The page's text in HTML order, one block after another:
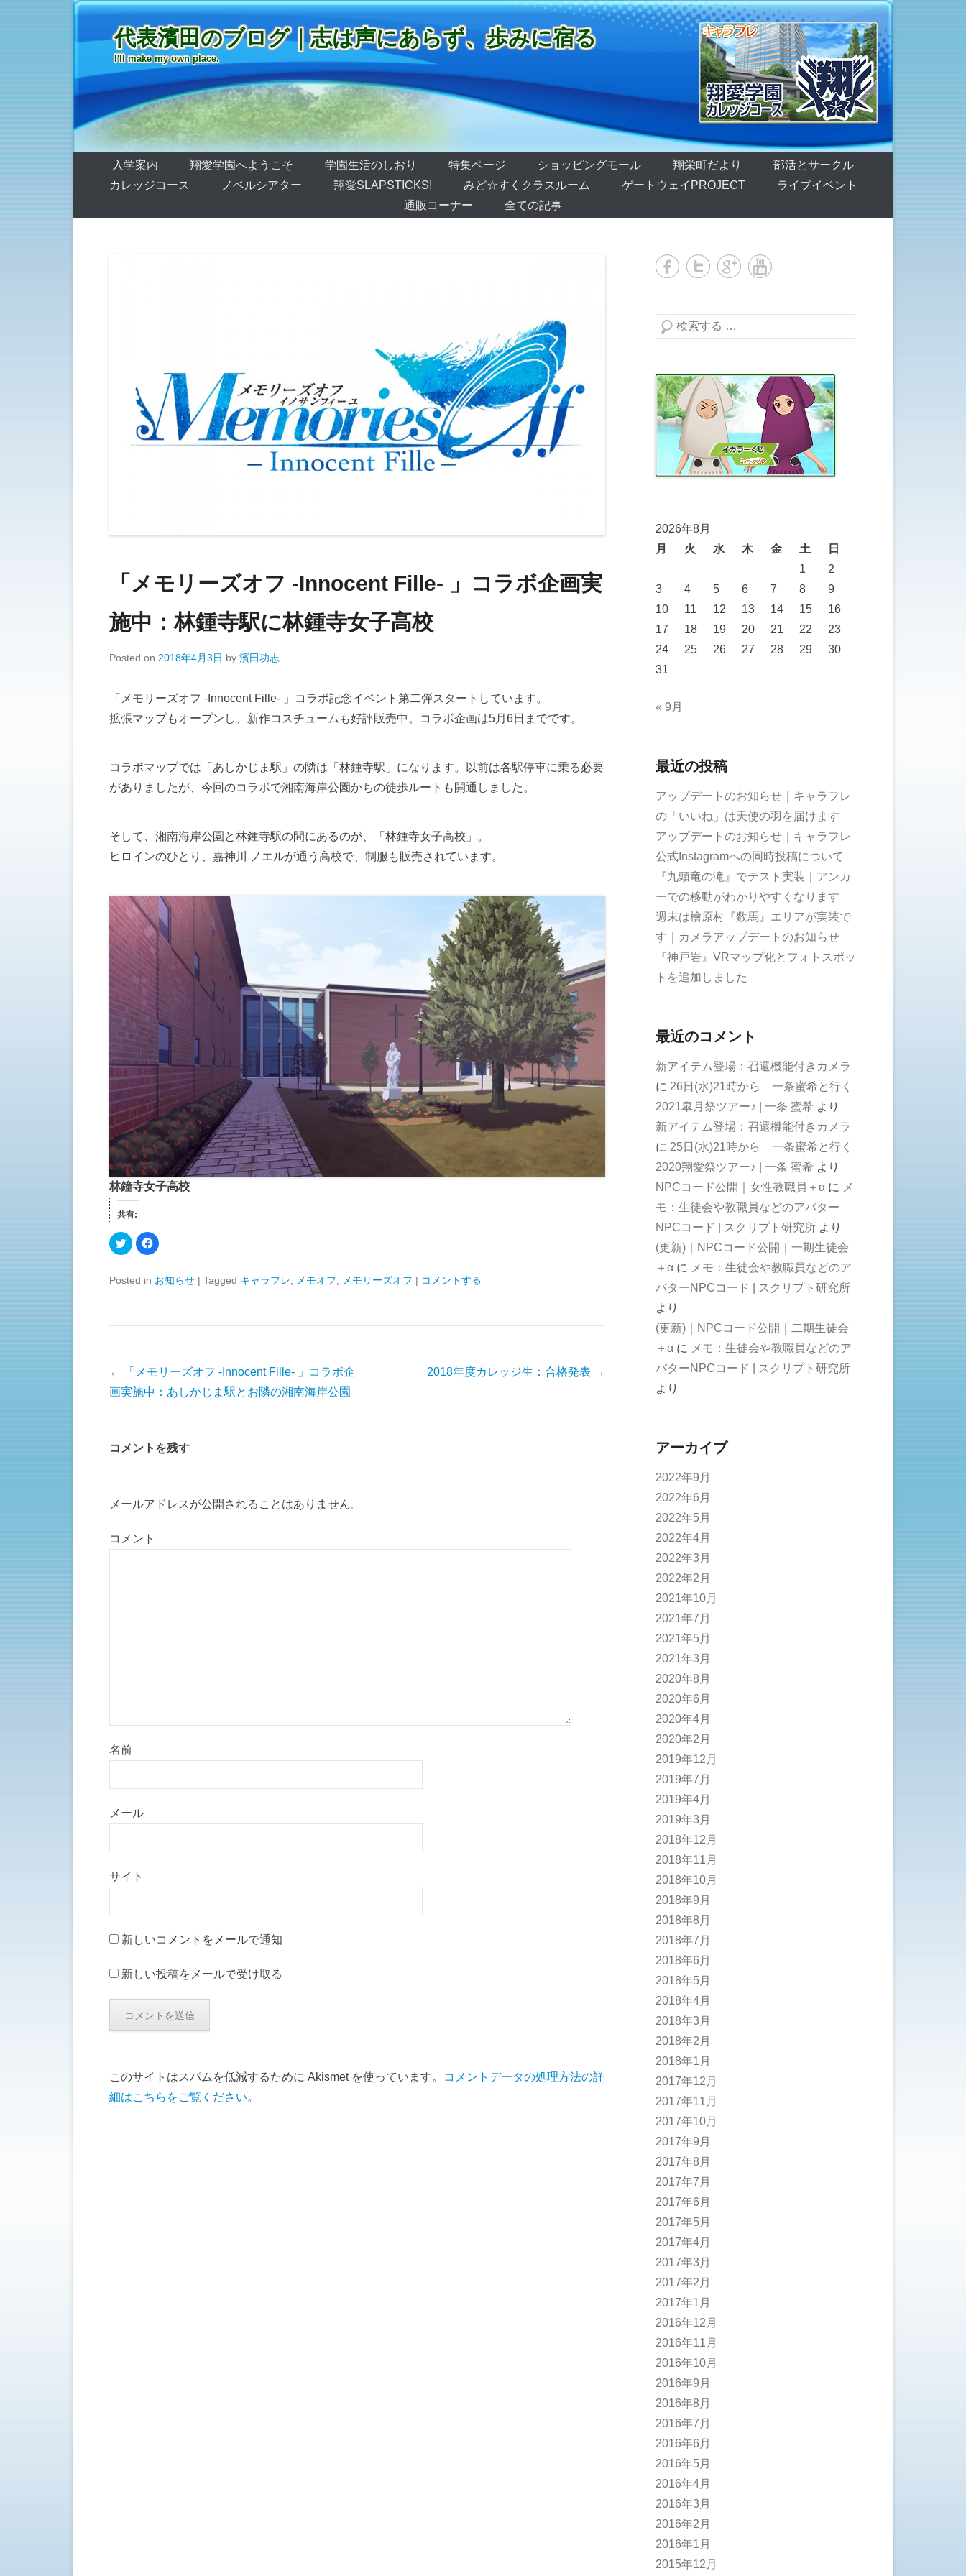
代表濱田のブログ｜志は声にあらず、歩みに宿る
I'll make my own place.
第1メニュー
コンテンツへ移動
入学案内 翔愛学園へようこそ 学園生活のしおり 特集ページ ショッピングモール 翔栄町だより
部活とサークル
カレッジコース
ノベルシアター 翔愛SLAPSTICKS! みど☆すくクラスルーム ゲートウェイPROJECT
ライブイベント
通販コーナー
全ての記事
「メモリーズオフ -Innocent Fille- 」コラボ企画実
施中：林鍾寺駅に林鍾寺女子高校
Posted on 2018年4月3日 by 濱田功志
「メモリーズオフ -Innocent Fille- 」コラボ記念イベント第二弾スタートしています。
拡張マップもオープンし、新作コスチュームも好評販売中。コラボ企画は5月6日までです。
コラボマップでは「あしかじま駅」の隣は「林鍾寺駅」になります。以前は各駅停車に乗る必要
がありましたが、今回のコラボで湘南海岸公園かちの徒歩ルートも開通しました。
そして、湘南海岸公園と林鍾寺駅の間にあるのが、「林鍾寺女子高校」。
ヒロインのひとり、嘉神川 ノエルが通う高校で、制服も販売されています。
林鐘寺女子高校
共有:
ク
リ
し
て
t
有
新
し
ウ
で
F
a
b
o
有
ク
リ
ッ
ク
い
ィ
ン
き
Posted in お知らせ | Tagged キャラフレ メモオフ メモリーズオフ | コメントする
投稿ナビゲーション
←
「メモリーズオフ -Innocent Fille- 」コラボ企
画実施中：あしかじま駅とお隣の湘南海岸公園
2018年度カレッジ生：合格発表 →
コメントを残す
メールアドレスが公開されることはありません。
コメント
名前
メール
サイト
新しいコメントをメールで通知
新しい投稿をメールで受け取る
このサイトはスパムを低減するために Akismet を使っています。
コメントデータの処理方法の詳
細はこちらをご覧ください。
検索する
2026年8月
月
火 水 木 金 土
日
1
2
3
4 5 6 7 8
9
10
11 12 13 14 15
16
17
18 19 20 21 22
23
24
25 26 27 28 29
30
31
« 9月
最近の投稿
アップデートのお知らせ｜キャラフレ
の「いいね」は天使の羽を届けます
アップデートのお知らせ｜キャラフレ
公式Instagramへの同時投稿について
『九頭竜の滝』でテスト実装｜アンカ
ーでの移動がわかりやすくなります
週末は檜原村『数馬』エリアが実装で
す｜カメラアップデートのお知らせ
『神戸岩』VRマップ化とフォトスポッ
トを追加しました
最近のコメント
新アイテム登場：召還機能付きカメラ
に 26日(水)21時から 一条蜜希と行く
2021皐月祭ツアー♪ | 一条 蜜希 より
新アイテム登場：召還機能付きカメラ
に 25日(水)21時から 一条蜜希と行く
2020翔愛祭ツアー♪ | 一条 蜜希 より
NPCコード公開｜女性教職員＋α に メ
モ：生徒会や教職員などのアバター
NPCコード | スクリプト研究所 より
(更新)｜NPCコード公開｜一期生徒会
＋α に メモ：生徒会や教職員などのア
バターNPCコード | スクリプト研究所
より
(更新)｜NPCコード公開｜二期生徒会
＋α に メモ：生徒会や教職員などのア
バターNPCコード | スクリプト研究所
より
アーカイブ
2022年9月
2022年6月
2022年5月
2022年4月
2022年3月
2022年2月
2021年10月
2021年7月
2021年5月
2021年3月
2020年8月
2020年6月
2020年4月
2020年2月
2019年12月
2019年7月
2019年4月
2019年3月
2018年12月
2018年11月
2018年10月
2018年9月
2018年8月
2018年7月
2018年6月
2018年5月
2018年4月
2018年3月
2018年2月
2018年1月
2017年12月
2017年11月
2017年10月
2017年9月
2017年8月
2017年7月
2017年6月
2017年5月
2017年4月
2017年3月
2017年2月
2017年1月
2016年12月
2016年11月
2016年10月
2016年9月
2016年8月
2016年7月
2016年6月
2016年5月
2016年4月
2016年3月
2016年2月
2016年1月
2015年12月